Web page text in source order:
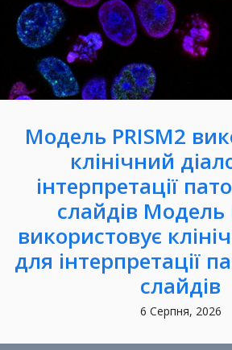
Модель PRISM2
клінічний
інтерпретації
слайдів Модель
використовує
для інтерпретації
слайдів
6 Серпня, 2026